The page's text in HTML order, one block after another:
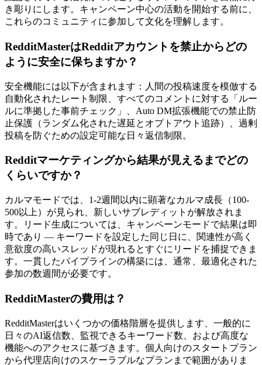
き彫りにします。キャンペーン中心の活動を開始する前に、
これらのコミュニティに参加して文化を理解します。
RedditMasterはRedditアカウントを禁止からどの
ように安全に保ちますか？
安全機能には以下が含まれます：人間の投稿速度を模倣する
自動化されたレート制限、すべてのコメントに対する「ルー
ルに準拠した事前チェック」、Auto DM拡張機能での禁止防
止保護（ランダム化された遅延とオプトアウト追跡）、過剰
投稿を防ぐための設定可能な日々返信制限。
Redditマーケティングから結果が見えるまでどの
くらいですか？
カルマモードでは、1-2週間以内に顕著なカルマ成長（100-
500以上）が見られ、新しいサブレディットが解放されま
す。リード生成については、キャンペーンモードで結果は即
時であり — キーワードを設定した同じ日に、関連性が高く
意欲度の高いスレッドが現れるとすぐにリードを捕捉できま
す。一貫したパイプラインの構築には、通常、最適化された
参加の数週間が必要です。
RedditMasterの費用は？
RedditMasterはいくつかの価格階層を提供します、一般的に
日々のAI返信数、監視できるキーワード数、および高度な
機能へのアクセスに基づきます。個人向けのスタートプラン
から代理店向けのスケーラブルなプランまで範囲がありま